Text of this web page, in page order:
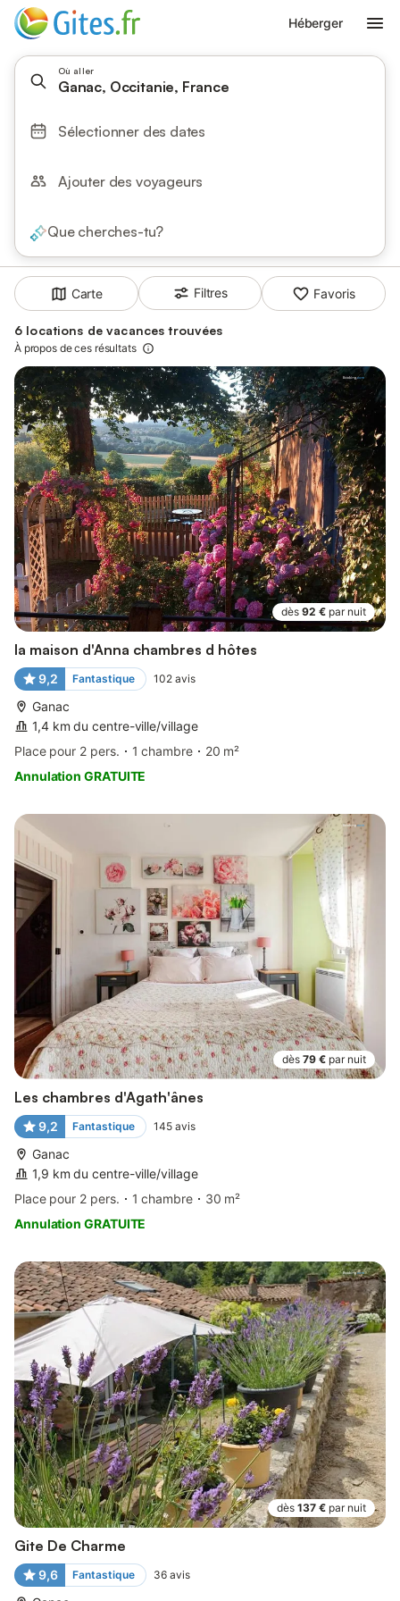
Héberger
Où aller
Ganac, Occitanie, France
Sélectionner des dates
Ajouter des voyageurs
Que cherches-tu?
Carte Filtres Favoris
6 locations de vacances trouvées
À propos de ces résultats
dès 92 € par nuit
la maison d'Anna chambres d hôtes
9,2 Fantastique 102 avis
Ganac
1,4 km du centre-ville/village
Place pour 2 pers.
1 chambre
20 m²
Annulation GRATUITE
dès 79 € par nuit
Les chambres d'Agath'ânes
9,2 Fantastique 145 avis
Ganac
1,9 km du centre-ville/village
Place pour 2 pers.
1 chambre
30 m²
Annulation GRATUITE
dès 137 € par nuit
Gite De Charme
9,6 Fantastique 36 avis